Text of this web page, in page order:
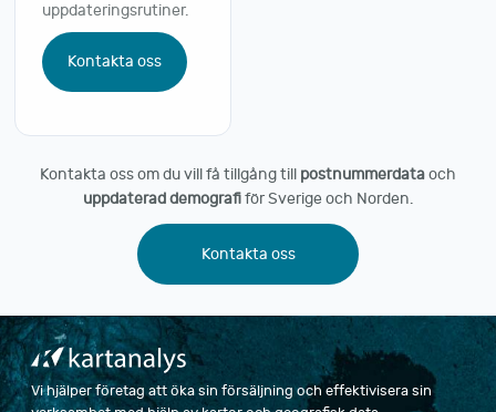
uppdateringsrutiner.
Kontakta oss
Kontakta oss om du vill få tillgång till postnummerdataoch
uppdaterad demografiför Sverige och Norden.
Kontakta oss
Vi hjälper företag att öka sin försäljning och effektivisera sin